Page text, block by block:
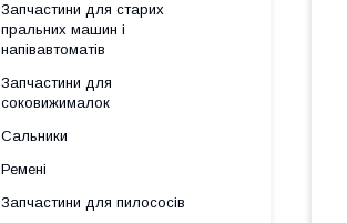
Запчастини для старих
пральних машин і
напівавтоматів
Запчастини для
соковижималок
Сальники
Ремені
Запчастини для пилососів